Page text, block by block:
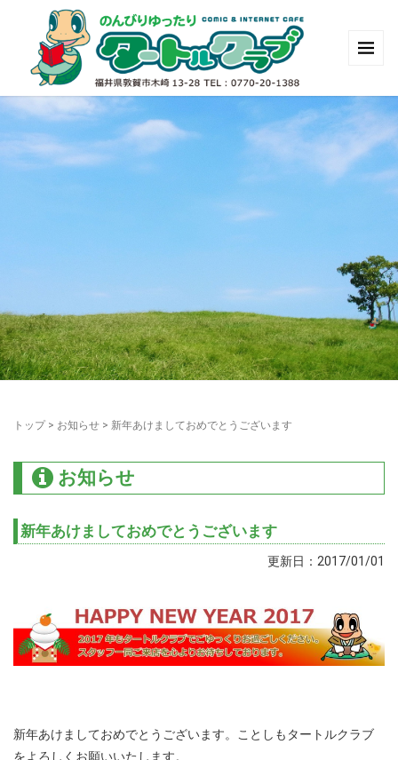
トップ> お知らせ > 新年あけましておめでとうございます
お知らせ
新年あけましておめでとうございます
更新日：2017/01/01
新年あけましておめでとうございます。ことしもタートルクラブ
をよろしくお願いいたします。